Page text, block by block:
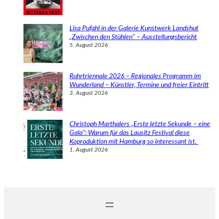
Lisa Pufahl in der Galerie Kunstwerk Landshut
„Zwischen den Stühlen“ – Ausstellungsbericht
5. August 2026
Ruhrtriennale 2026 – Regionales Programm im
Wunderland – Künstler, Termine und freier Eintritt
3. August 2026
Christoph Marthalers „Erste letzte Sekunde – eine
Gala“: Warum für das Lausitz Festival diese
Koproduktion mit Hamburg so interessant ist.
1. August 2026